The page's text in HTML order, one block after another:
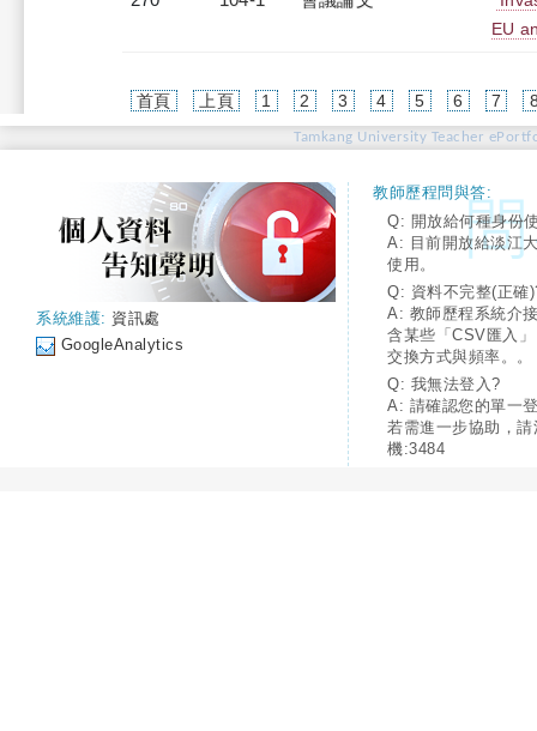
EU
首頁 上頁 1 2 3 4 5 6 7
Tamkang University Teacher
系統維護: 資訊處
GoogleAnalytics
教師歷程問與答:
Q: 開放給何種身份
A: 目前開放給淡江
使用。
Q: 資料不完整(正確
A: 教師歷程系統介
含某些「CSV匯入
交換方式與頻率。。
Q: 我無法登入?
A: 請確認您的單一
若需進一步協助，
機:3484